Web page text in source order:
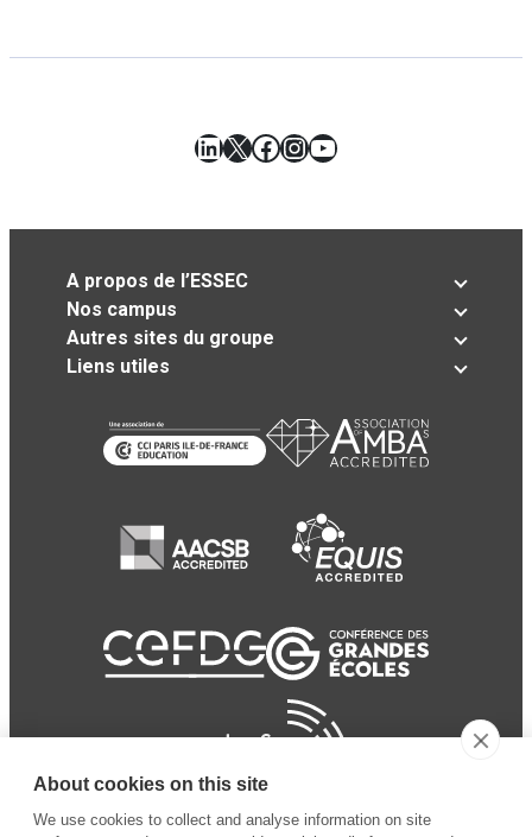
LinkedIn
X Facebook
Instagram
YouTube
A propos de l’ESSEC
Nos campus
Autres sites du groupe
Liens utiles
About cookies on this site
We use cookies to collect and analyse information on site